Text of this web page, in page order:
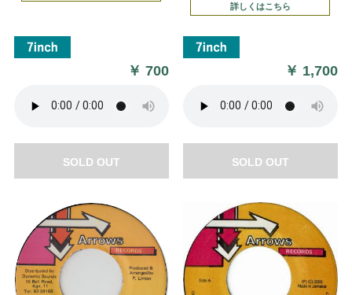
￥700
SOLD OUT
詳しくはこちら
￥ 1,700
SOLD OUT